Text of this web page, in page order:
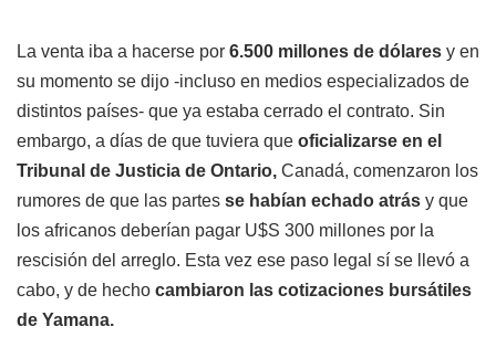
La venta iba a hacerse por 6.500 millones de dólares y en
su momento se dijo -incluso en medios especializados de
distintos países- que ya estaba cerrado el contrato. Sin
embargo, a días de que tuviera que oficializarse en el
Tribunal de Justicia de Ontario, Canadá, comenzaron los
rumores de que las partes se habían echado atrás y que
los africanos deberían pagar U$S 300 millones por la
rescisión del arreglo. Esta vez ese paso legal sí se llevó a
cabo, y de hecho cambiaron las cotizaciones bursátiles
de Yamana.